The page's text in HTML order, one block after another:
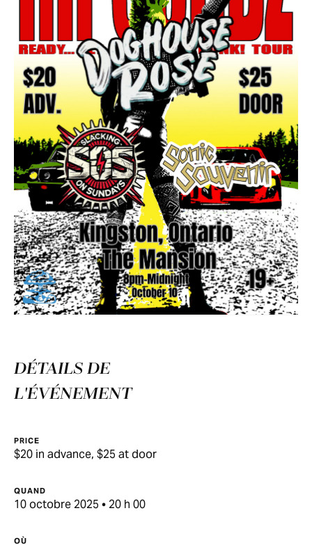
DÉTAILS DE
L'ÉVÉNEMENT
PRICE
$20 in advance, $25 at door
QUAND
10 octobre 2025 • 20 h 00
OÙ